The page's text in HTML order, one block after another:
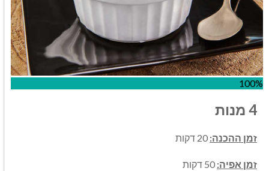
100%
4 מנות
זמן ההכנה:
זמן אפיה: 50 דקות